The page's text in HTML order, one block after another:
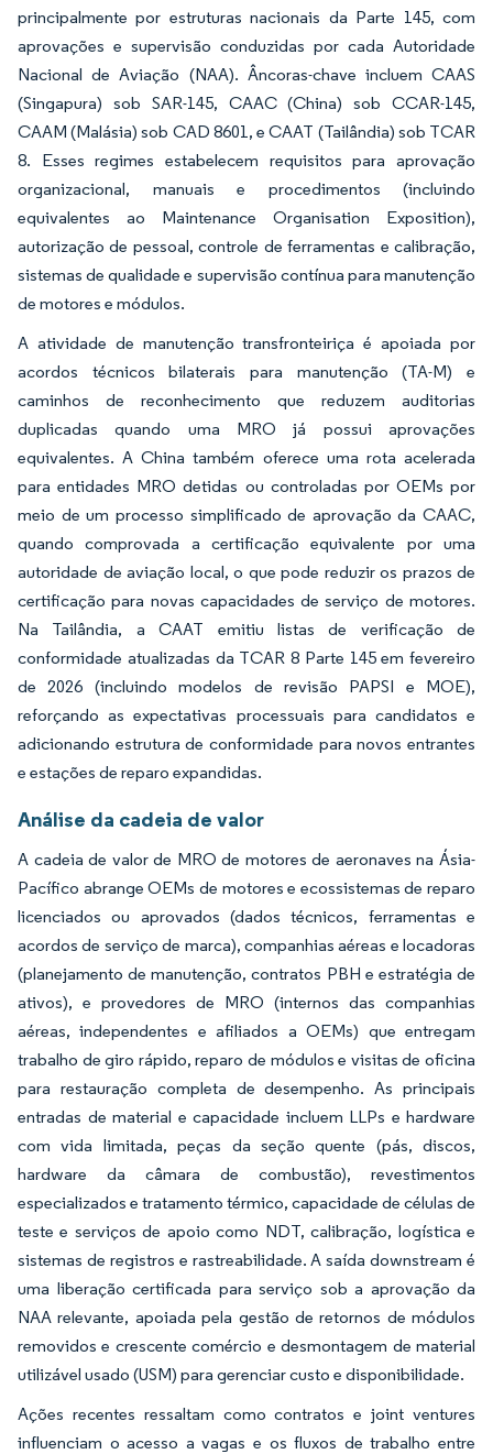
principalmente por estruturas nacionais da Parte 145, com
aprovações e supervisão conduzidas por cada Autoridade
Nacional de Aviação (NAA). Âncoras-chave incluem CAAS
(Singapura) sob SAR-145, CAAC (China) sob CCAR-145,
CAAM (Malásia) sob CAD 8601, e CAAT (Tailândia) sob TCAR
8. Esses regimes estabelecem requisitos para aprovação
organizacional, manuais e procedimentos (incluindo
equivalentes ao Maintenance Organisation Exposition),
autorização de pessoal, controle de ferramentas e calibração,
sistemas de qualidade e supervisão contínua para manutenção
de motores e módulos.
A atividade de manutenção transfronteiriça é apoiada por
acordos técnicos bilaterais para manutenção (TA-M) e
caminhos de reconhecimento que reduzem auditorias
duplicadas quando uma MRO já possui aprovações
equivalentes. A China também oferece uma rota acelerada
para entidades MRO detidas ou controladas por OEMs por
meio de um processo simplificado de aprovação da CAAC,
quando comprovada a certificação equivalente por uma
autoridade de aviação local, o que pode reduzir os prazos de
certificação para novas capacidades de serviço de motores.
Na Tailândia, a CAAT emitiu listas de verificação de
conformidade atualizadas da TCAR 8 Parte 145 em fevereiro
de 2026 (incluindo modelos de revisão PAPSI e MOE),
reforçando as expectativas processuais para candidatos e
adicionando estrutura de conformidade para novos entrantes
e estações de reparo expandidas.
Análise da cadeia de valor
A cadeia de valor de MRO de motores de aeronaves na Ásia-
Pacífico abrange OEMs de motores e ecossistemas de reparo
licenciados ou aprovados (dados técnicos, ferramentas e
acordos de serviço de marca), companhias aéreas e locadoras
(planejamento de manutenção, contratos PBH e estratégia de
ativos), e provedores de MRO (internos das companhias
aéreas, independentes e afiliados a OEMs) que entregam
trabalho de giro rápido, reparo de módulos e visitas de oficina
para restauração completa de desempenho. As principais
entradas de material e capacidade incluem LLPs e hardware
com vida limitada, peças da seção quente (pás, discos,
hardware da câmara de combustão), revestimentos
especializados e tratamento térmico, capacidade de células de
teste e serviços de apoio como NDT, calibração, logística e
sistemas de registros e rastreabilidade. A saída downstream é
uma liberação certificada para serviço sob a aprovação da
NAA relevante, apoiada pela gestão de retornos de módulos
removidos e crescente comércio e desmontagem de material
utilizável usado (USM) para gerenciar custo e disponibilidade.
Ações recentes ressaltam como contratos e joint ventures
influenciam o acesso a vagas e os fluxos de trabalho entre